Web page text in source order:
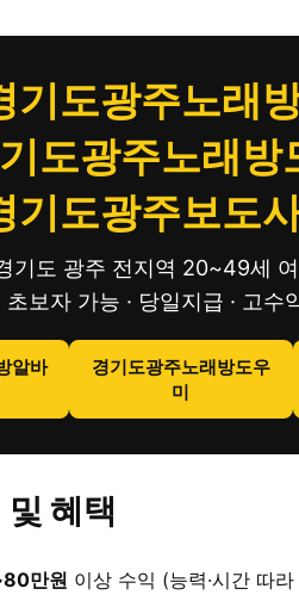
기도광주노래
도광주노래방
기도광주보도
기도 광주 전지역 20~49세
초보자 가능 · 당일지급 · 고수
알바
경기도광주노래방도우
미
혜택
만원 이상 수익 (능력·시간 따